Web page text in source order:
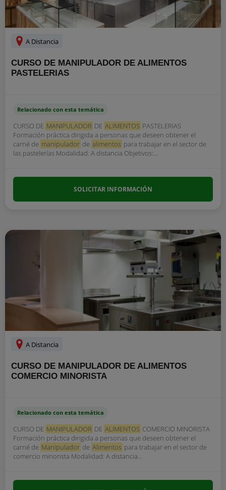
A Distancia
CURSO DE MANIPULADOR DE ALIMENTOS
PASTELERIAS
Relacionado con esta temática
CURSO DE MANIPULADOR DE ALIMENTOS PASTELERIAS
Formación práctica dirigida a personas que deseen obtener el
carné de manipulador de alimentos para trabajar en el sector de
las pastelerías Modalidad: A distancia Objetivos:...
SOLICITAR INFORMACIÓN
A Distancia
CURSO DE MANIPULADOR DE ALIMENTOS
COMERCIO MINORISTA
Relacionado con esta temática
CURSO DE MANIPULADOR DE ALIMENTOS COMERCIO MINORISTA
Formación práctica dirigida a personas que deseen obtener el
carné de Manipulador de Alimentos para trabajar en el sector de
comercio minorista Modalidad: A distancia...